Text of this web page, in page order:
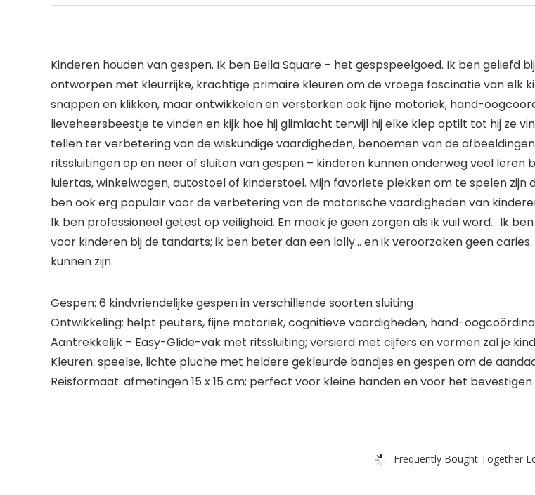
Kinderen houden van gespen. Ik ben Bella Square – het gespspeelgoed. Ik ben geliefd
ontworpen met kleurrijke, krachtige primaire kleuren om de vroege fascinatie van elk
snappen en klikken, maar ontwikkelen en versterken ook fijne motoriek, hand-
lieveheersbeestje te vinden en kijk hoe hij glimlacht terwijl hij elke klep optilt tot hij ze
tellen ter verbetering van de wiskundige vaardigheden, benoemen van de
ritssluitingen op en neer of sluiten van gespen – kinderen kunnen onderweg veel
luiertas, winkelwagen, autostoel of kinderstoel. Mijn favoriete plekken om te spelen
ben ook erg populair voor de verbetering van de motorische vaardigheden van
Ik ben professioneel getest op veiligheid. En maak je geen zorgen als ik vuil word… Ik
voor kinderen bij de tandarts; ik ben beter dan een lolly… en ik veroorzaken geen
kunnen zijn.
Gespen: 6 kindvriendelijke gespen in verschillende soorten sluiting
Ontwikkeling: helpt peuters, fijne motoriek, cognitieve vaardigheden, hand-
Aantrekkelijk – Easy-Glide-vak met ritssluiting; versierd met cijfers en vormen zal je
Kleuren: speelse, lichte pluche met heldere gekleurde bandjes en gespen om de
Reisformaat: afmetingen 15 x 15 cm; perfect voor kleine handen en voor het
Frequently Bought Together